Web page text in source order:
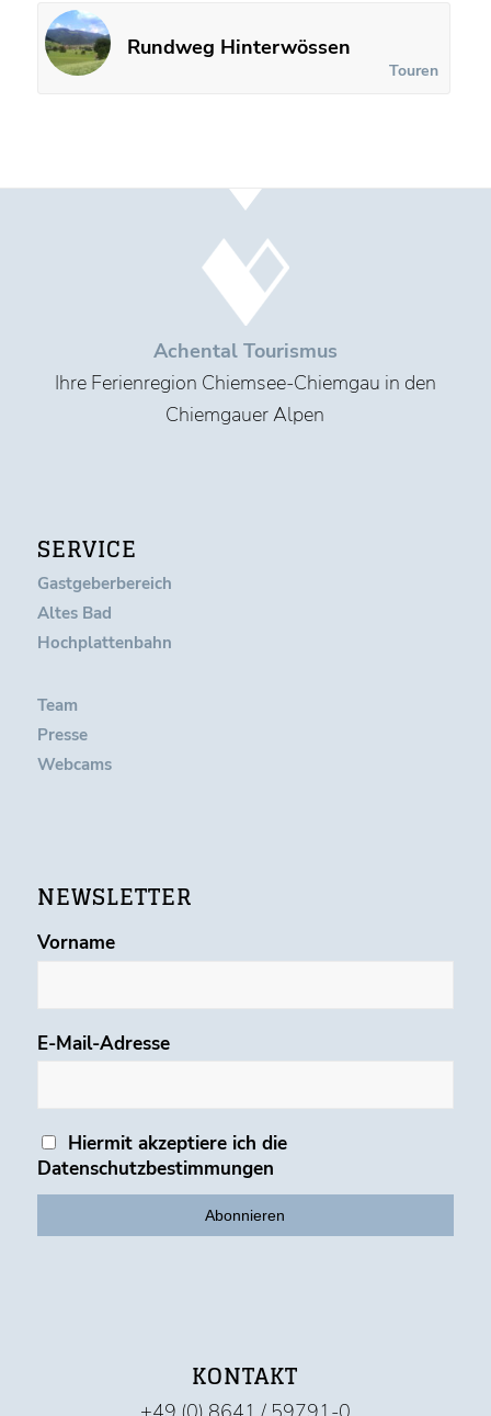
Rundweg Hinterwössen
Touren
Achental Tourismus
Ihre Ferienregion Chiemsee-Chiemgau in den
Chiemgauer Alpen
SERVICE
Gastgeberbereich
Altes Bad
Hochplattenbahn
Team
Presse
Webcams
NEWSLETTER
Vorname
E-Mail-Adresse
Hiermit akzeptiere ich die
Datenschutzbestimmungen
KONTAKT